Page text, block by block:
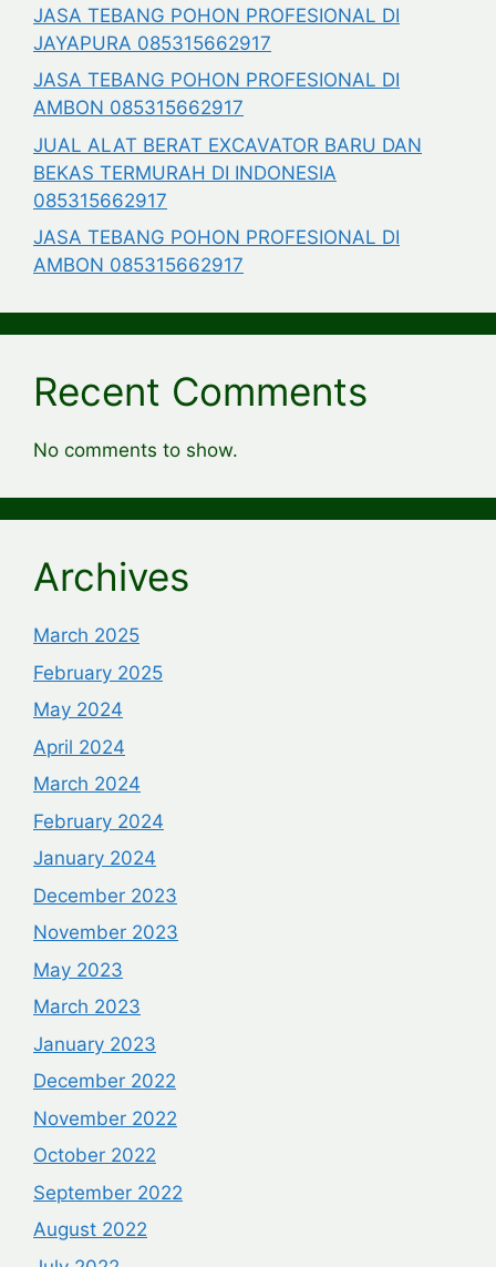
JASA TEBANG POHON PROFESIONAL DI
JAYAPURA 085315662917
JASA TEBANG POHON PROFESIONAL DI
AMBON 085315662917
JUAL ALAT BERAT EXCAVATOR BARU DAN
BEKAS TERMURAH DI INDONESIA
085315662917
JASA TEBANG POHON PROFESIONAL DI
AMBON 085315662917
Recent Comments
No comments to show.
Archives
March 2025
February 2025
May 2024
April 2024
March 2024
February 2024
January 2024
December 2023
November 2023
May 2023
March 2023
January 2023
December 2022
November 2022
October 2022
September 2022
August 2022